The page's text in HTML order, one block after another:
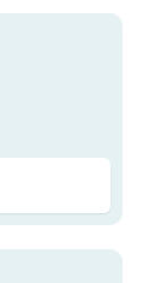
pieskom •
• vodné